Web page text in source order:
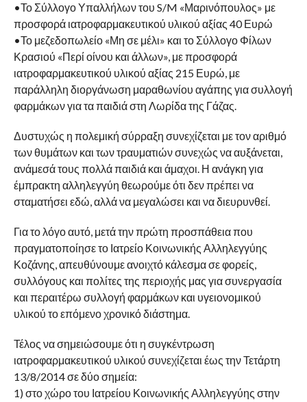
•Το Σύλλογο Υπαλλήλων του S/M «Μαρινόπουλος» με
προσφορά ιατροφαρμακευτικού υλικού αξίας 40 Ευρώ
•Το μεζεδοπωλείο «Μη σε μέλι» και το Σύλλογο Φίλων
Κρασιού «Περί οίνου και άλλων», με προσφορά
ιατροφαρμακευτικού υλικού αξίας 215 Ευρώ, με
παράλληλη διοργάνωση μαραθωνίου αγάπης για συλλογή
φαρμάκων για τα παιδιά στη Λωρίδα της Γάζας.
Δυστυχώς η πολεμική σύρραξη συνεχίζεται με τον αριθμό
των θυμάτων και των τραυματιών συνεχώς να αυξάνεται,
ανάμεσά τους πολλά παιδιά και άμαχοι. Η ανάγκη για
έμπρακτη αλληλεγγύη θεωρούμε ότι δεν πρέπει να
σταματήσει εδώ, αλλά να μεγαλώσει και να διευρυνθεί.
Για το λόγο αυτό, μετά την πρώτη προσπάθεια που
πραγματοποίησε το Ιατρείο Κοινωνικής Αλληλεγγύης
Κοζάνης, απευθύνουμε ανοιχτό κάλεσμα σε φορείς,
συλλόγους και πολίτες της περιοχής μας για συνεργασία
και περαιτέρω συλλογή φαρμάκων και υγειονομικού
υλικού το επόμενο χρονικό διάστημα.
Τέλος να σημειώσουμε ότι η συγκέντρωση
ιατροφαρμακευτικού υλικού συνεχίζεται έως την Τετάρτη
13/8/2014 σε δύο σημεία:
1) στο χώρο του Ιατρείου Κοινωνικής Αλληλεγγύης στην